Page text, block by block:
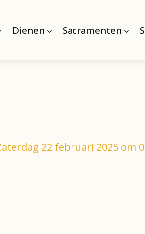
Dienen Sacramenten
22 februari 2025 om